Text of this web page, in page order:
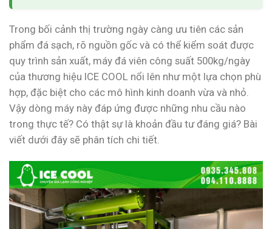
Trong bối cảnh thị trường ngày càng ưu tiên các sản
phẩm đá sạch, rõ nguồn gốc và có thể kiểm soát được
quy trình sản xuất, máy đá viên công suất 500kg/ngày
của thương hiệu ICE COOL nổi lên như một lựa chọn phù
hợp, đặc biệt cho các mô hình kinh doanh vừa và nhỏ.
Vậy dòng máy này đáp ứng được những nhu cầu nào
trong thực tế? Có thật sự là khoản đầu tư đáng giá? Bài
viết dưới đây sẽ phân tích chi tiết.